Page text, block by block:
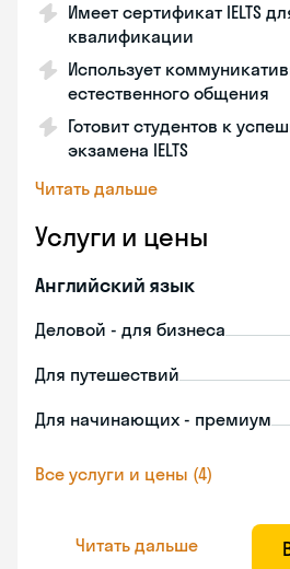
Имеет сертификат IELTS
квалификации
Использует
естественного общения
Готовит студентов к
экзамена IELTS
Читать дальше
Услуги и цены
Английский язык
Деловой - для бизнеса
Для путешествий
Для начинающих - премиум
Все услуги и цены (4)
Читать дальше